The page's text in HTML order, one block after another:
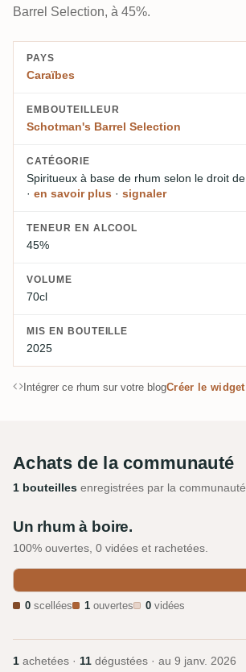
Barrel Selection, à 45%.
PAYS
Caraïbes
EMBOUTEILLEUR
Schotman's Barrel Selection
CATÉGORIE
Spiritueux à base de rhum selon le droit
· en savoir plus · signaler
TENEUR EN ALCOOL
45%
VOLUME
70cl
MIS EN BOUTEILLE
2025
Intégrer ce rhum sur votre blogCréer le
Achats de la communauté
1 bouteilles enregistrées par la
Un rhum à boire.
100% ouvertes, 0 vidées et rachetées.
0 scellées 1 ouvertes 0 vidées
1 achetées · 11 dégustées · au 9 janv. 2026